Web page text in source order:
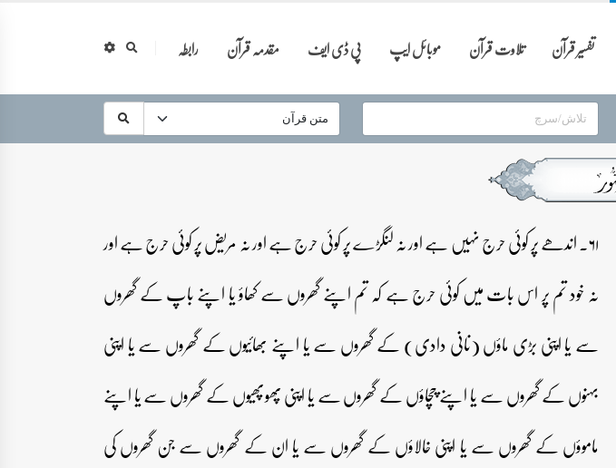
تفسیر قرآن تلاوت قرآن موبائل ایپ پی ڈی ایف مقدمہ قرآن رابطہ
۶۱۔ اندھے پر کوئی حرج نہیں ہے اور نہ لنگڑے پر کوئی حرج ہے اور نہ مریض پر کوئی حرج ہے اور
نہ خود تم پر اس بات میں کوئی حرج ہے کہ تم اپنے گھروں سے کھاؤ یا اپنے باپ کے گھروں
سے یا اپنی بڑی ماؤں (نانی دادی) کے گھروں سے یا اپنے بھائیوں کے گھروں سے یا اپنی
بہنوں کے گھروں سے یا اپنے چچاؤں کے گھروں سے یا اپنی پھوپھیوں کے گھروں سے یا اپنے
ماموؤں کے گھروں سے یا اپنی خالاؤں کے گھروں سے یا ان کے گھروں سے جن گھروں کی